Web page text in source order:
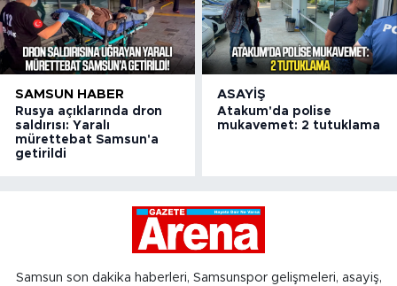
SAMSUN HABER
Rusya açıklarında dron
saldırısı: Yaralı
mürettebat Samsun'a
getirildi
ASAYIŞ
Atakum'da polise
mukavemet: 2 tutuklama
Samsun son dakika haberleri, Samsunspor gelişmeleri, asayiş,